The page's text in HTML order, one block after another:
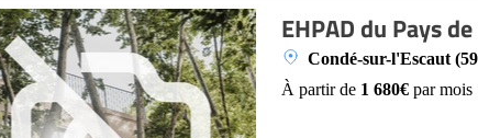
EHPAD du Pays
Condé-sur-l'Escaut
À partir de 1 680€par mois